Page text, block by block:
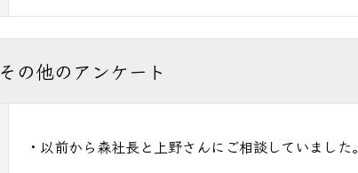
その他のアンケート
・以前から森社長と上野さんにご相談していました。